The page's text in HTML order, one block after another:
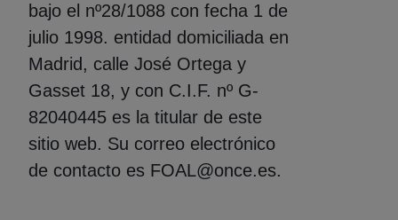
bajo el nº28/1088 con fecha 1 de
julio 1998. entidad domiciliada en
Madrid, calle José Ortega y
Gasset 18, y con C.I.F. nº G-
82040445 es la titular de este
sitio web. Su correo electrónico
de contacto es FOAL@once.es.